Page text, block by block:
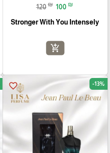
120 ₪ 100 ₪
Stronger With You Intensely
add_shopping_cart
favorite_border -13%